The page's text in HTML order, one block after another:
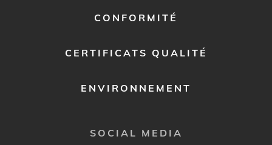
CONFORMITÉ
CERTIFICATS QUALITÉ
ENVIRONNEMENT
SOCIAL MEDIA